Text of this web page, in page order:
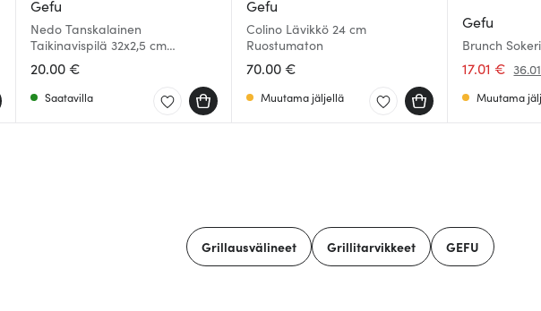
Gefu
Nedo Tanskalainen
Taikinavispilä 32x2,5 cm
Pähkinäpuu/Teräs
20.00 €
Saatavilla
Gefu
Colino Lävikkö 24 cm
Ruostumaton
70.00 €
Muutama jäljellä
Gefu
Brunch
17.01 €
Muutama
Grillausvälineet Grillitarvikkeet GEFU